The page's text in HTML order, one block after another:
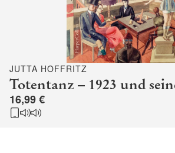
JUTTA HOFFRITZ
Totentanz – 1923 und
16,99 €